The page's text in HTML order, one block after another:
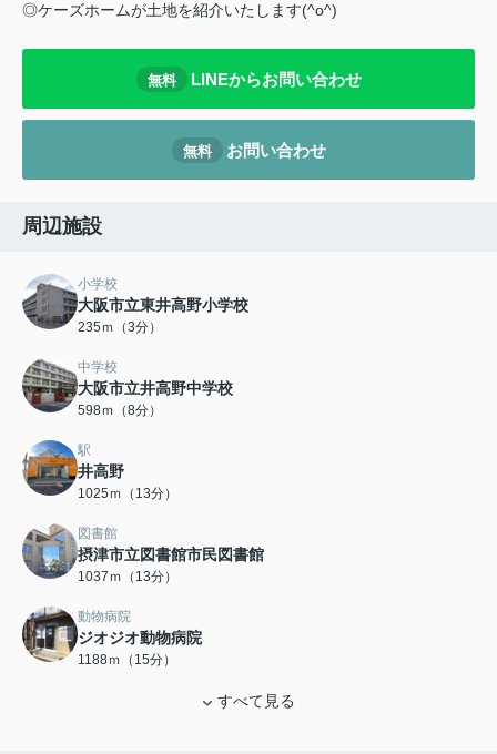
◎ケーズホームが土地を紹介いたします(^o^)
無料 LINEからお問い合わせ
無料 お問い合わせ
周辺施設
小学校
大阪市立東井高野小学校
235ｍ（3分）
中学校
大阪市立井高野中学校
598ｍ（8分）
駅
井高野
1025ｍ（13分）
図書館
摂津市立図書館市民図書館
1037ｍ（13分）
動物病院
ジオジオ動物病院
1188ｍ（15分）
すべて見る